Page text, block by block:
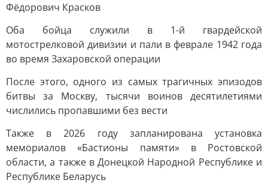
Фёдорович Красков
Оба бойца служили в 1-й гвардейской
мотострелковой дивизии и пали в феврале 1942 года
во время Захаровской операции
После этого, одного из самых трагичных эпизодов
битвы за Москву, тысячи воинов десятилетиями
числились пропавшими без вести
Также в 2026 году запланирована установка
мемориалов «Бастионы памяти» в Ростовской
области, а также в Донецкой Народной Республике и
Республике Беларусь